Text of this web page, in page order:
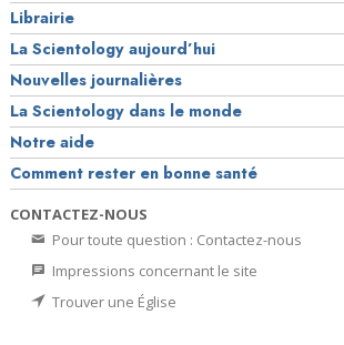
Librairie
La Scientology aujourd’hui
Nouvelles journalières
La Scientology dans le monde
Notre aide
Comment rester en bonne santé
CONTACTEZ-NOUS
Pour toute question : Contactez-nous
Impressions concernant le site
Trouver une Église